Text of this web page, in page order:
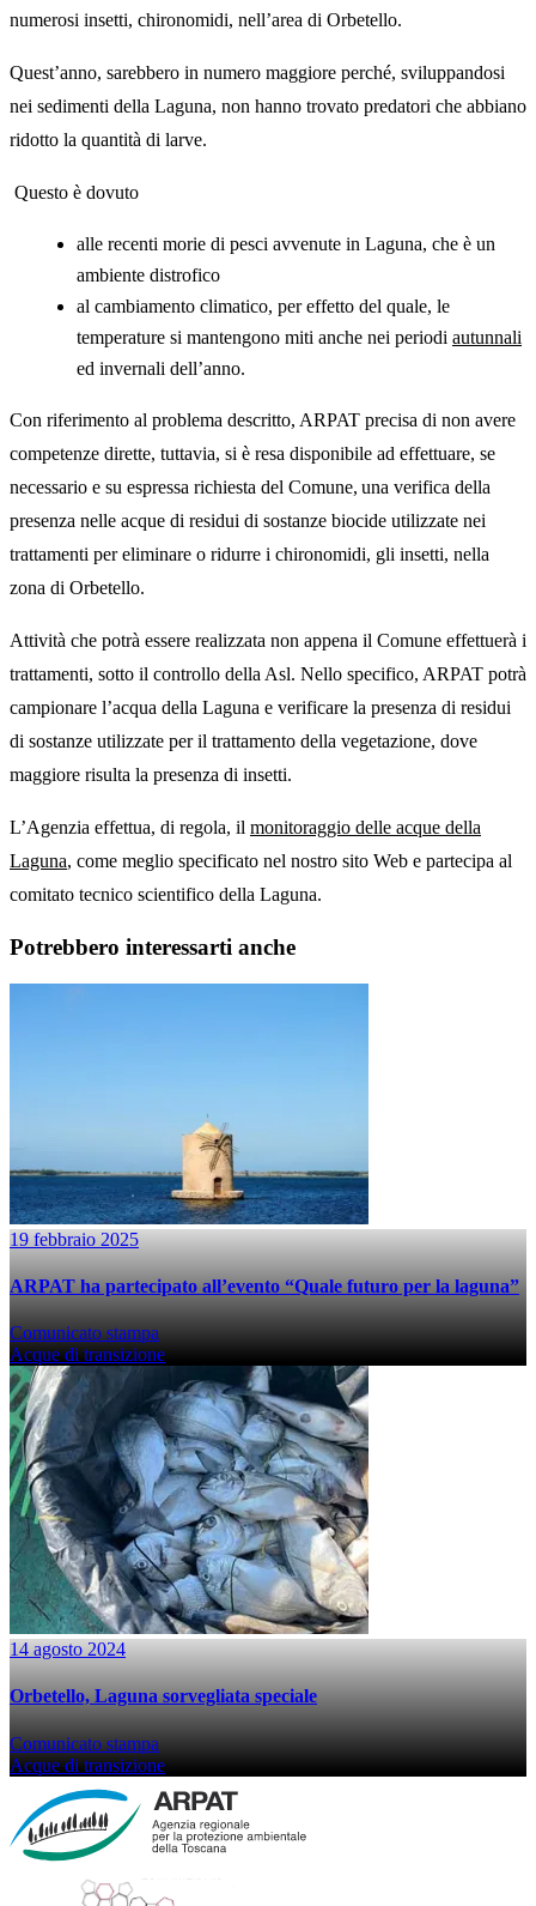
numerosi insetti, chironomidi, nell’area di Orbetello.
Quest’anno, sarebbero in numero maggiore perché, sviluppandosi
nei sedimenti della Laguna, non hanno trovato predatori che abbiano
ridotto la quantità di larve.
Questo è dovuto
alle recenti morie di pesci avvenute in Laguna, che è un
ambiente distrofico
al cambiamento climatico, per effetto del quale, le
temperature si mantengono miti anche nei periodi autunnali
ed invernali dell’anno.
Con riferimento al problema descritto, ARPAT precisa di non avere
competenze dirette, tuttavia, si è resa disponibile ad effettuare, se
necessario e su espressa richiesta del Comune, una verifica della
presenza nelle acque di residui di sostanze biocide utilizzate nei
trattamenti per eliminare o ridurre i chironomidi, gli insetti, nella
zona di Orbetello.
Attività che potrà essere realizzata non appena il Comune effettuerà i
trattamenti, sotto il controllo della Asl. Nello specifico, ARPAT potrà
campionare l’acqua della Laguna e verificare la presenza di residui
di sostanze utilizzate per il trattamento della vegetazione, dove
maggiore risulta la presenza di insetti.
L’Agenzia effettua, di regola, il monitoraggio delle acque della
Laguna, come meglio specificato nel nostro sito Web e partecipa al
comitato tecnico scientifico della Laguna.
Potrebbero interessarti anche
19 febbraio 2025
ARPAT ha partecipato all’evento “Quale futuro per la laguna”
Comunicato stampa
Acque di transizione
14 agosto 2024
Orbetello, Laguna sorvegliata speciale
Comunicato stampa
Acque di transizione